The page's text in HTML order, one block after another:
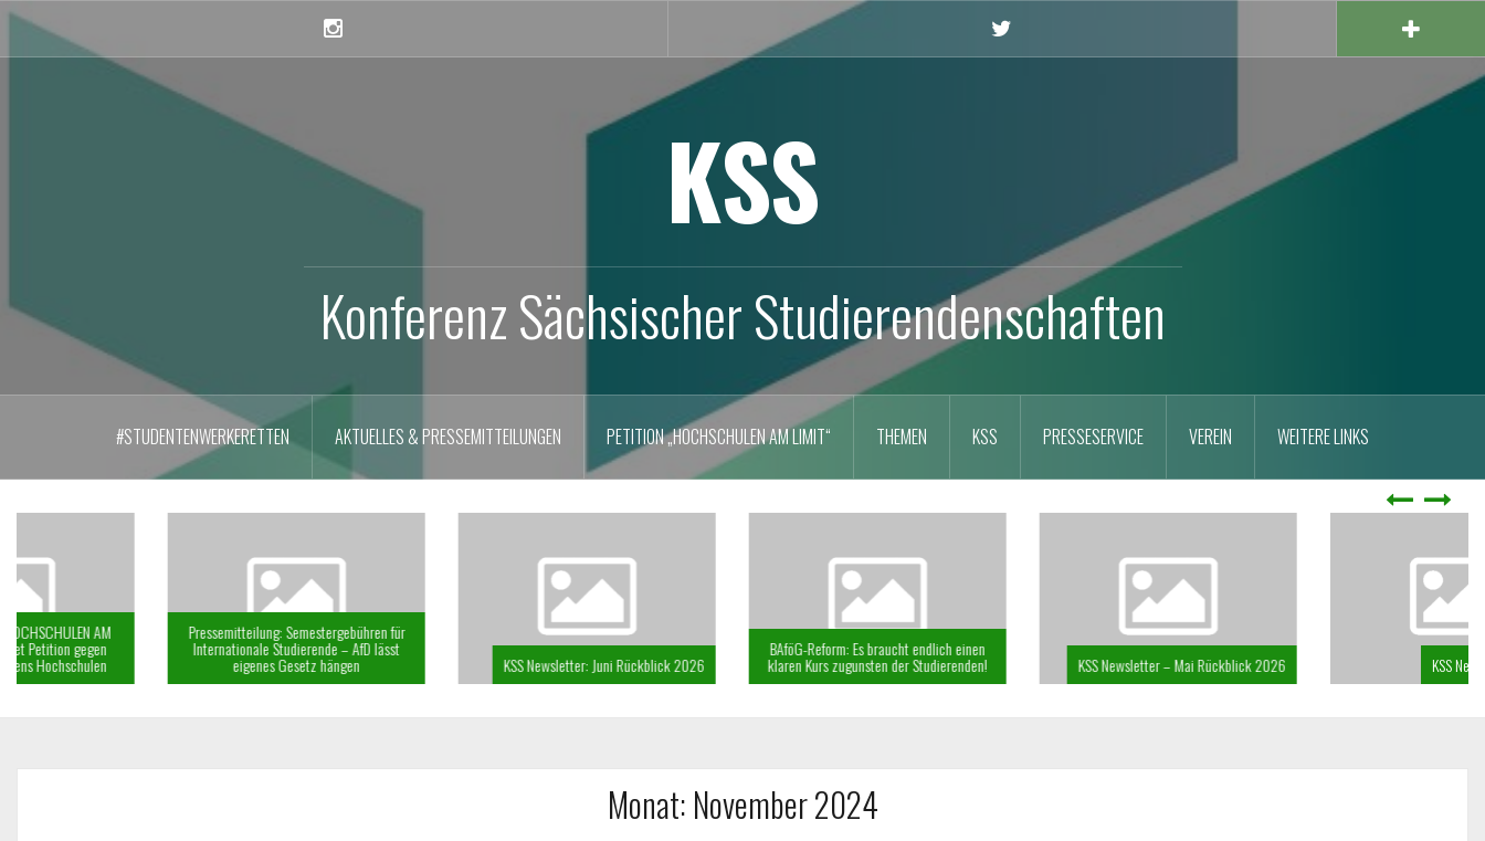
Skip
KSS
Konferenz Sächsischer Studierendenschaften
#STUDENTENWERKERETTEN AKTUELLES & PRESSEMITTEILUNGEN PETITION „HOCHSCHULEN AM LIMIT“ THEMEN KSS PRESSESERVICE VEREIN WEITERE LINKS
Pressemitteilung: Semestergebühren für
Internationale Studierende – AfD lässt
eigenes Gesetz hängen KSS Newsletter: Juni Rückblick 2026
BAföG-Reform: Es braucht endlich einen
klaren Kurs zugunsten der Studierenden! KSS Newsletter – Mai Rückblick 2026 KSS Newsletter April 2026
Monat: November 2024